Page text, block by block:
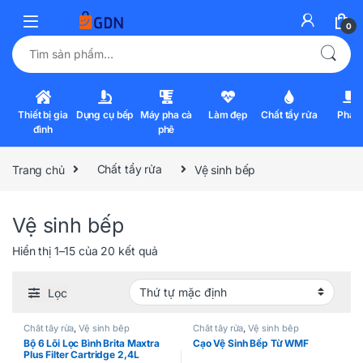
0
Tìm kiếm:
Thiết bị gia
đình
Dụng cụ bếp Máy pha cà
phê
Làm đẹp Chất tẩy rửa Pha
Trang chủ Chất tẩy rửa Vệ sinh bếp
Vệ sinh bếp
Hiển thị 1–15 của 20 kết quả
Lọc
Chất tẩy rửa,Vệ sinh bếp
Bộ 6 Lõi Lọc Bình Brita Maxtra
Plus Filter Cartridge 2,4L
Chất tẩy rửa,Vệ sinh bếp
Cạo Vệ Sinh Bếp Từ WMF